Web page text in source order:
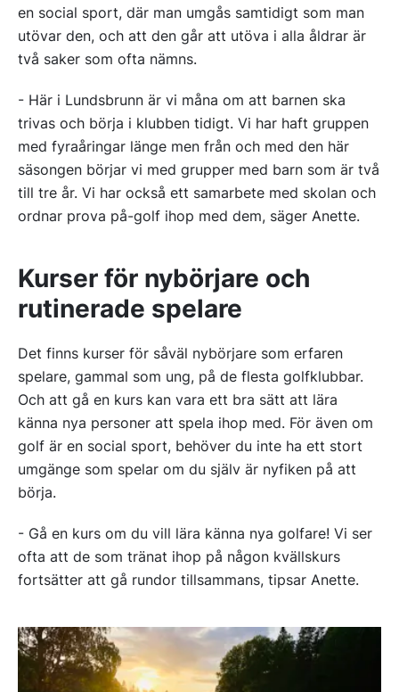
en social sport, där man umgås samtidigt som man
utövar den, och att den går att utöva i alla åldrar är
två saker som ofta nämns.
- Här i Lundsbrunn är vi måna om att barnen ska
trivas och börja i klubben tidigt. Vi har haft gruppen
med fyraåringar länge men från och med den här
säsongen börjar vi med grupper med barn som är två
till tre år. Vi har också ett samarbete med skolan och
ordnar prova på-golf ihop med dem, säger Anette.
Kurser för nybörjare och
rutinerade spelare
Det finns kurser för såväl nybörjare som erfaren
spelare, gammal som ung, på de flesta golfklubbar.
Och att gå en kurs kan vara ett bra sätt att lära
känna nya personer att spela ihop med. För även om
golf är en social sport, behöver du inte ha ett stort
umgänge som spelar om du själv är nyfiken på att
börja.
- Gå en kurs om du vill lära känna nya golfare! Vi ser
ofta att de som tränat ihop på någon kvällskurs
fortsätter att gå rundor tillsammans, tipsar Anette.